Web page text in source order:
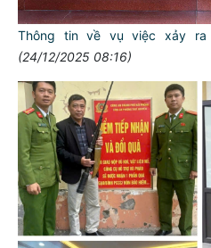
Thông tin về vụ việc xảy
(24/12/2025 08:16)